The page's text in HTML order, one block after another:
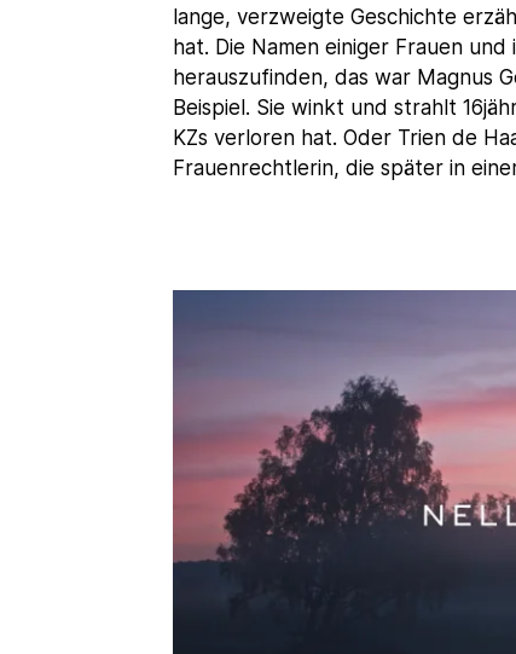
lange, verzweigte Geschichte
hat. Die Namen einiger Frauen
herauszufinden, das war Magnus
Beispiel. Sie winkt und strahlt
KZs verloren hat. Oder Trien de
Frauenrechtlerin, die später in